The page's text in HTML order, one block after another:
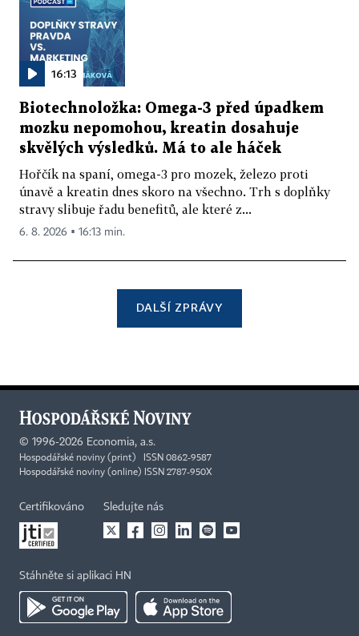
16:13
Biotechnoložka: Omega-3 před úpadkem
mozku nepomohou, kreatin dosahuje
skvělých výsledků. Má to ale háček
Hořčík na spaní, omega-3 pro mozek, železo proti
únavě a kreatin dnes skoro na všechno. Trh s doplňky
stravy slibuje řadu benefitů, ale které z...
6. 8. 2026 ▪ 16:13 min.
DALŠÍ ZPRÁVY
© 1996-2026 Economia, a.s.
Hospodářské noviny (print) ISSN 0862-9587
Hospodářské noviny (online) ISSN 2787-950X
Certifikováno Sledujte nás
Stáhněte si aplikaci HN